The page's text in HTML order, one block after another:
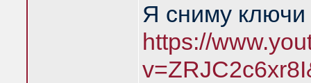
Я сниму ключи
https://